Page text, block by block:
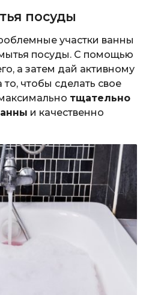
посуды
участки ванны
посуды. С помощью
а затем дай активному
то, чтобы сделать свое
тщательно
и качественно